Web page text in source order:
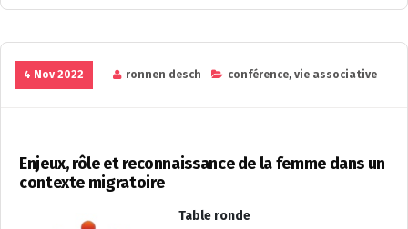
4 Nov 2022 ronnen desch conférence, vie associative
Enjeux, rôle et reconnaissance de la femme dans un
contexte migratoire
Table ronde